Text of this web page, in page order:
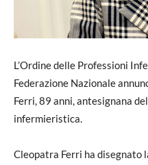
L’Ordine delle Professioni
Federazione Nazionale
Ferri, 89 anni, antesignana
infermieristica.
Cleopatra Ferri ha disegnato